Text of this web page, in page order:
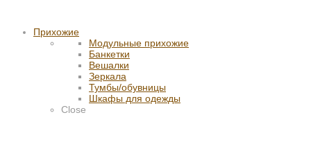
Прихожие
Модульные прихожие
Банкетки
Вешалки
Зеркала
Тумбы/обувницы
Шкафы для одежды
Close